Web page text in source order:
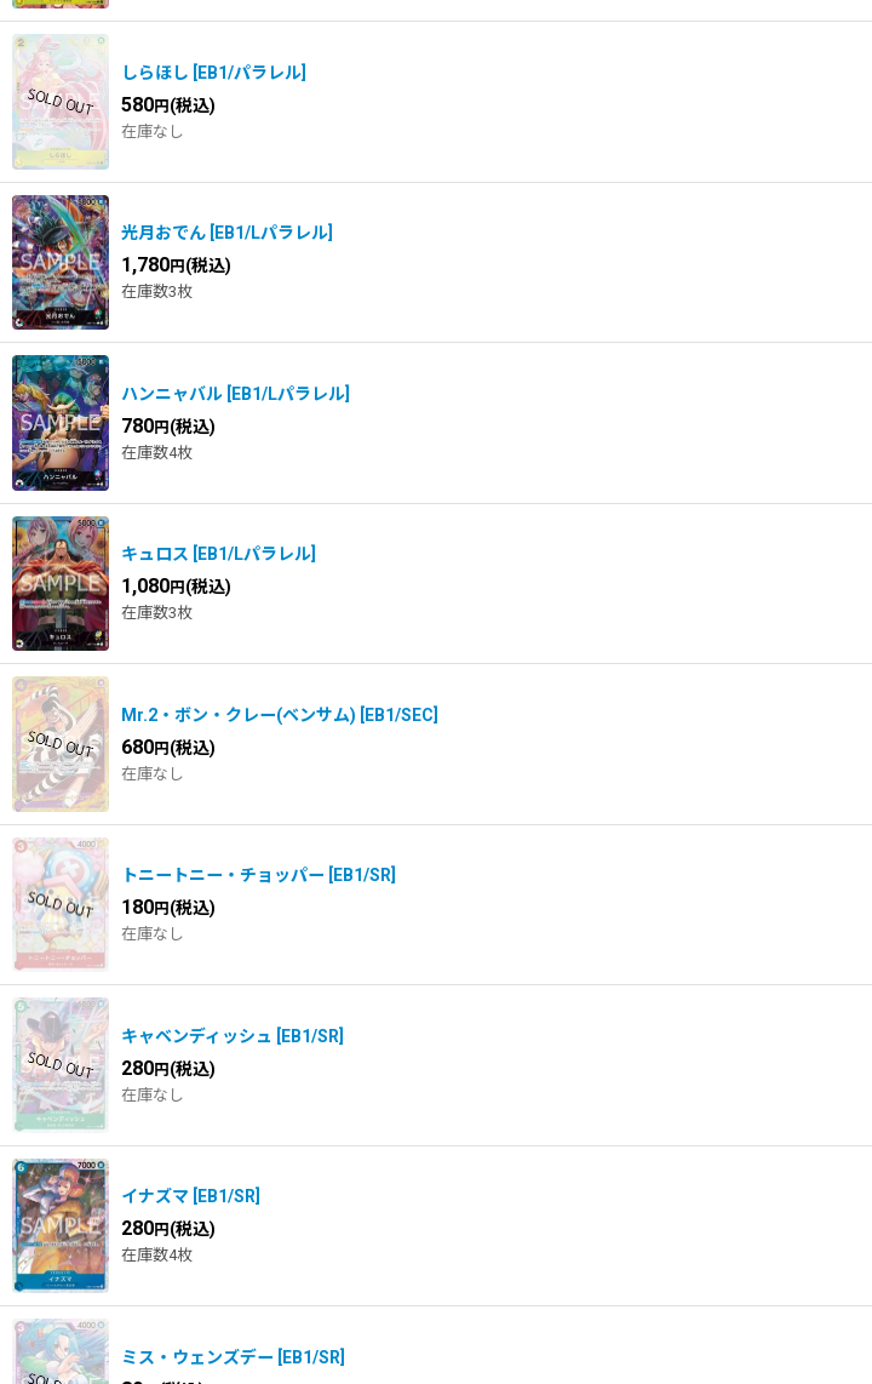
しらほし EB1/パラレル
580円 (税込)
在庫なし
光月おでん EB1/Lパラレル
1,780円 (税込)
在庫数3枚
ハンニャバル EB1/Lパラレル
780円 (税込)
在庫数4枚
キュロス EB1/Lパラレル
1,080円 (税込)
在庫数3枚
Mr.2・ボン・クレー(ベンサム) EB1/SEC
680円 (税込)
在庫なし
トニートニー・チョッパー EB1/SR
180円 (税込)
在庫なし
キャベンディッシュ EB1/SR
280円 (税込)
在庫なし
イナズマ EB1/SR
280円 (税込)
在庫数4枚
ミス・ウェンズデー EB1/SR